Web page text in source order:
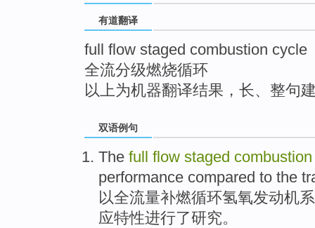
有道翻译
full flow staged combustion cycle
全流分级燃烧循环
以上为机器翻译结果，长、整句
双语例句
The full flow staged combustion
performance compared to the
以全流量补燃循环氢氧发动机
应特性进行了研究。